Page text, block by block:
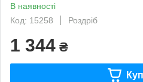
В наявності
Код: 15258
Роздріб
1 344 ₴